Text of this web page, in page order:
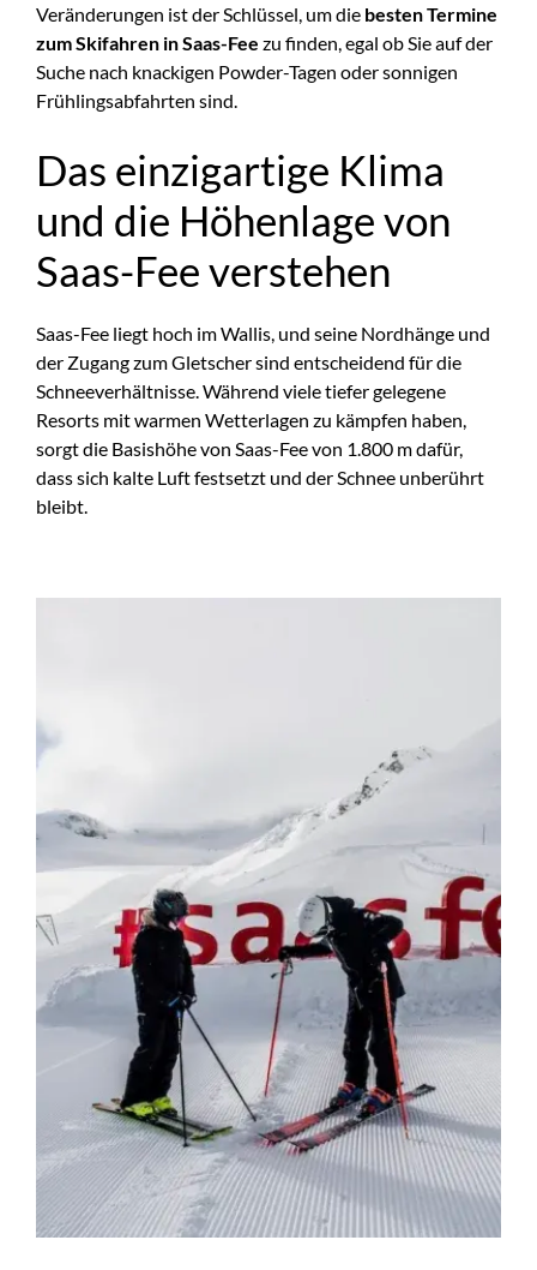
Veränderungen ist der Schlüssel, um die besten Termine
zum Skifahren in Saas-Fee zu finden, egal ob Sie auf der
Suche nach knackigen Powder-Tagen oder sonnigen
Frühlingsabfahrten sind.
Das einzigartige Klima
und die Höhenlage von
Saas-Fee verstehen
Saas-Fee liegt hoch im Wallis, und seine Nordhänge und
der Zugang zum Gletscher sind entscheidend für die
Schneeverhältnisse. Während viele tiefer gelegene
Resorts mit warmen Wetterlagen zu kämpfen haben,
sorgt die Basishöhe von Saas-Fee von 1.800 m dafür,
dass sich kalte Luft festsetzt und der Schnee unberührt
bleibt.